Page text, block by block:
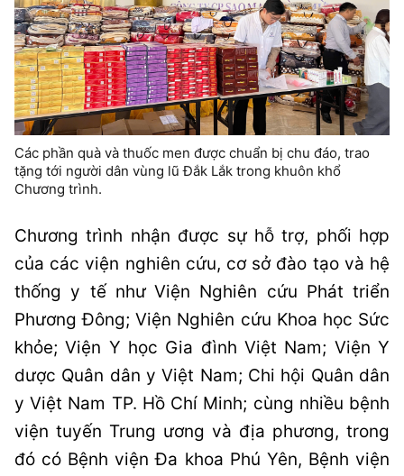
Các phần quà và thuốc men được chuẩn bị chu đáo, trao
tặng tới người dân vùng lũ Đắk Lắk trong khuôn khổ
Chương trình.
Chương trình nhận được sự hỗ trợ, phối hợp
của các viện nghiên cứu, cơ sở đào tạo và hệ
thống y tế như Viện Nghiên cứu Phát triển
Phương Đông; Viện Nghiên cứu Khoa học Sức
khỏe; Viện Y học Gia đình Việt Nam; Viện Y
dược Quân dân y Việt Nam; Chi hội Quân dân
y Việt Nam TP. Hồ Chí Minh; cùng nhiều bệnh
viện tuyến Trung ương và địa phương, trong
đó có Bệnh viện Đa khoa Phú Yên, Bệnh viện